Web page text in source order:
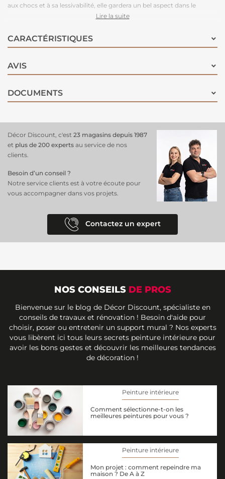
aux chocs et à sa lessivabilité, elle gardera un bel aspect dans le
temps. Disponible en plus de 50 teintes pour un large choix de déco.
Lire la suite
CARACTÉRISTIQUES
AVIS
DOCUMENTS
Décor Discount, c'est 23 magasins depuis 1987
et plus de 200 experts au service de nos
clients.
Besoin d’un conseil ?
Notre service clients est à votre écoute pour
vous accompagner dans vos projets.
Contactez un expert
NOS CONSEILS DE PROS
Bienvenue sur le blog de Décor Discount, spécialiste en
conseils de travaux et rénovation ! Besoin d'aide pour
choisir, poser ou entretenir un support mural ? Nos experts
vous libèrent ici tous leurs secrets peinture intérieure pour
avoir les bons gestes et découvrir les meilleures tendances
de décoration !
Peinture intérieure
Comment sélectionne-t-on les
meilleures peintures pour vous ?
Peinture intérieure
Mon projet : comment repeindre ma
maison ? De A à Z